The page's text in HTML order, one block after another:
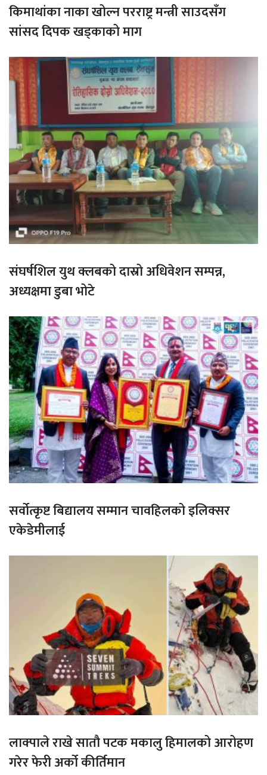
किमाथांका नाका खोल्न परराष्ट्र मन्त्री साउदसँग
सांसद दिपक खड्काको माग
संघर्षशिल युथ क्लबको दास्रो अधिवेशन सम्पन्न,
अध्यक्षमा डुबा भोटे
सर्वोत्कृष्ट बिद्यालय सम्मान चावहिलको इलिक्सर
एकेडेमीलाई
लाक्पाले राखे सातौ पटक मकालु हिमालको आरोहण
गरेर फेरी अर्को कीर्तिमान